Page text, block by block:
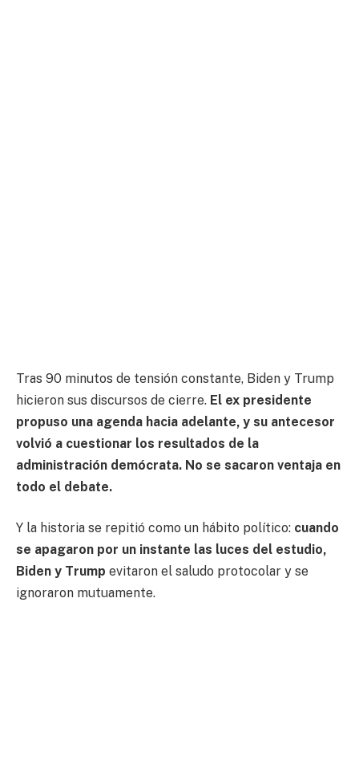
Tras 90 minutos de tensión constante, Biden y Trump
hicieron sus discursos de cierre. El ex presidente
propuso una agenda hacia adelante, y su antecesor
volvió a cuestionar los resultados de la
administración demócrata. No se sacaron ventaja en
todo el debate.
Y la historia se repitió como un hábito político: cuando
se apagaron por un instante las luces del estudio,
Biden y Trump evitaron el saludo protocolar y se
ignoraron mutuamente.